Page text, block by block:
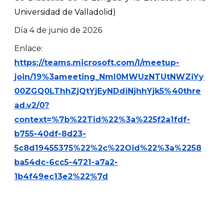
Universidad de Valladolid)
Día4de juniode 2026
Enlace:
https://teams.microsoft.com/l/meetup-
join/19%3ameeting_NmI0MWUzNTUtNWZiYy
00ZGQ0LThhZjQtYjEyNDdiNjhhYjk5%40thre
ad.v2/0?
context=%7b%22Tid%22%3a%225f2a1fdf-
b755-40df-8d23-
5c8d19455375%22%2c%22Oid%22%3a%2258
ba54dc-6cc5-4721-a7a2-
1b4f49ec13e2%22%7d